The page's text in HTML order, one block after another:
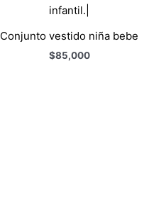
Conjunto vestido niña bebe
$85,000